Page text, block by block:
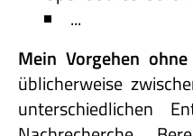
...
Mein Vorgehen
üblicherweise
unterschiedlichen